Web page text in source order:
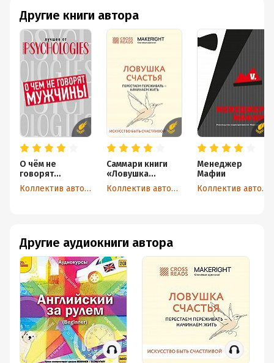
Другие книги автора
О чём не
говорят
мужчины, или
Что мужчины
Коллектив авторов
Саммари книги
«Ловушка
счастья.
Перестаем
Коллектив авторов
Менеджер
Мафии
Коллектив авторов
Другие аудиокниги автора